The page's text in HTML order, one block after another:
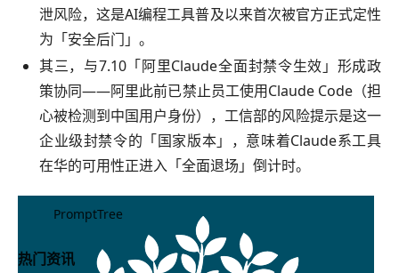
泄风险，这是AI编程工具普及以来首次被官方正式定性
为「安全后门」。
其三，与7.10「阿里Claude全面封禁令生效」形成政
策协同——阿里此前已禁止员工使用Claude Code（担
心被检测到中国用户身份），工信部的风险提示是这一
企业级封禁令的「国家版本」，意味着Claude系工具
在华的可用性正进入「全面退场」倒计时。
PromptTree
热门资讯